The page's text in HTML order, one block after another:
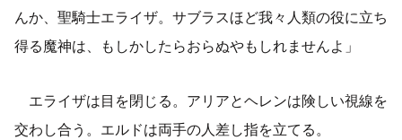
んか、聖騎士エライザ。サブラスほど我々人類の役に立ち
得る魔神は、もしかしたらおらぬやもしれませんよ」
エライザは目を閉じる。アリアとヘレンは険しい視線を
交わし合う。エルドは両手の人差し指を立てる。